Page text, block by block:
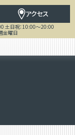
アクセス
土日祝：10:00～20:00
金曜日